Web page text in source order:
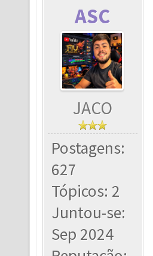
ASC
JACO
Postagens:
627
Tópicos: 2
Juntou-se:
Sep 2024